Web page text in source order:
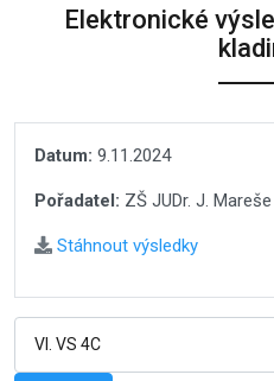
Elektronické
Datum: 9.11.2024
Pořadatel: ZŠ JUDr. J.
Stáhnout výsledky